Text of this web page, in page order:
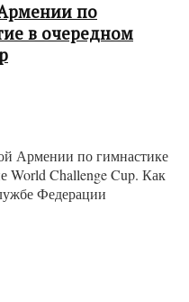
по
в очередном
Армении по гимнастике
World Challenge Cup. Как
Федерации